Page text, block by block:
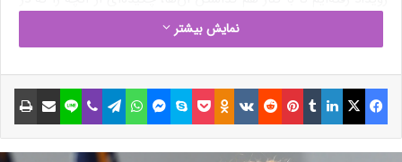
این رویداد انتظار داریم، ارائه دهیم. در ادامه نگاهی به احتمالات
رویداد می‌اندازیم.
سیستم‌عامل rOS یا کیت توسعه هدست
MR اپل
نمایش بیشتر
فیسبوک ایکس لینکداین تامبلر پینتریست Reddit
VKontakte
Odnoklassniki پاکت اسکایپ مسنجر واتس آپ تلگرام وایبر لاین اشتراک گذاری با ایمیل